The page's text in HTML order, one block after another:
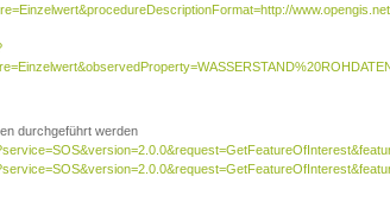
durchgeführt werden